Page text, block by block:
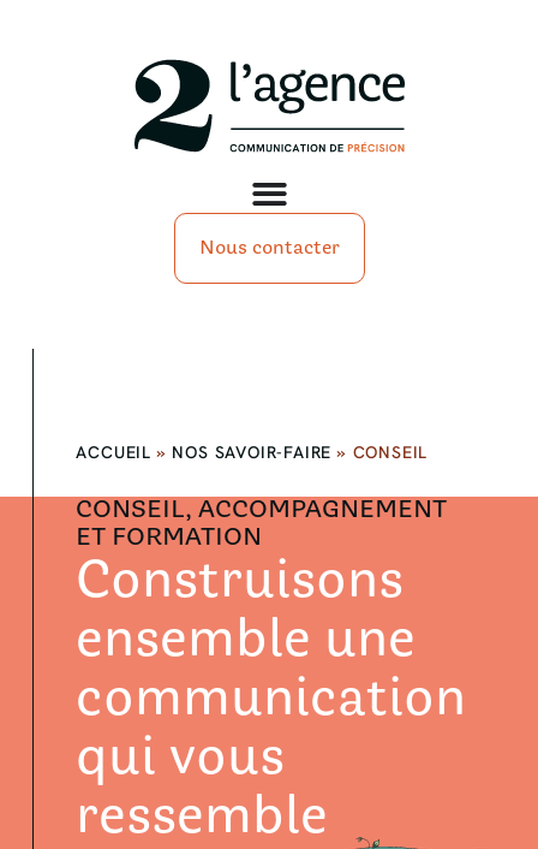
Nous contacter
ACCUEIL » NOS SAVOIR-FAIRE » CONSEIL
CONSEIL, ACCOMPAGNEMENT
ET FORMATION
Construisons
ensemble une
communication
qui vous
ressemble